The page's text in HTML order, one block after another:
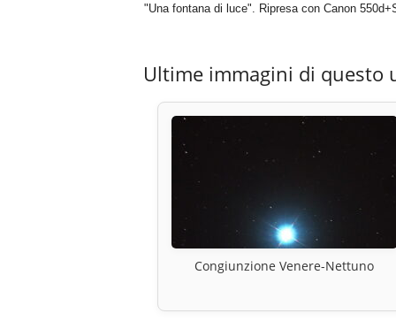
"Una fontana di luce". Ripresa con Canon
Ultime immagini di questo
Congiunzione Venere-Nettuno